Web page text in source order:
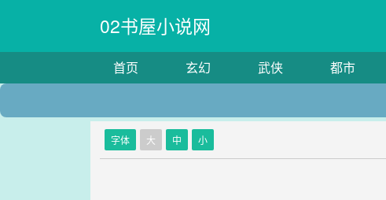
02书屋小说网
首页 玄幻 武侠 都市
字体 大 中 小